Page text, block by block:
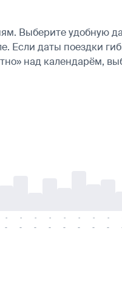
Выберите удобную
Если даты поездки
над календарём,
-
-
-
-
-
-
-
-
-
-
-
-
-
-
-
-